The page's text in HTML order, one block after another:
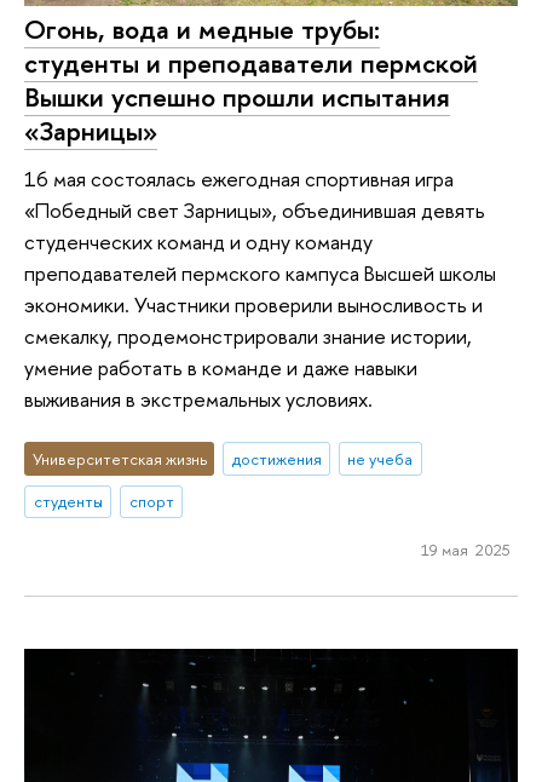
Огонь, вода и медные трубы:
студенты и преподаватели пермской
Вышки успешно прошли испытания
«Зарницы»
16 мая состоялась ежегодная спортивная игра
«Победный свет Зарницы», объединившая девять
студенческих команд и одну команду
преподавателей пермского кампуса Высшей школы
экономики. Участники проверили выносливость и
смекалку, продемонстрировали знание истории,
умение работать в команде и даже навыки
выживания в экстремальных условиях.
Университетская жизнь достижения
не учеба
студенты
спорт
19 мая 2025